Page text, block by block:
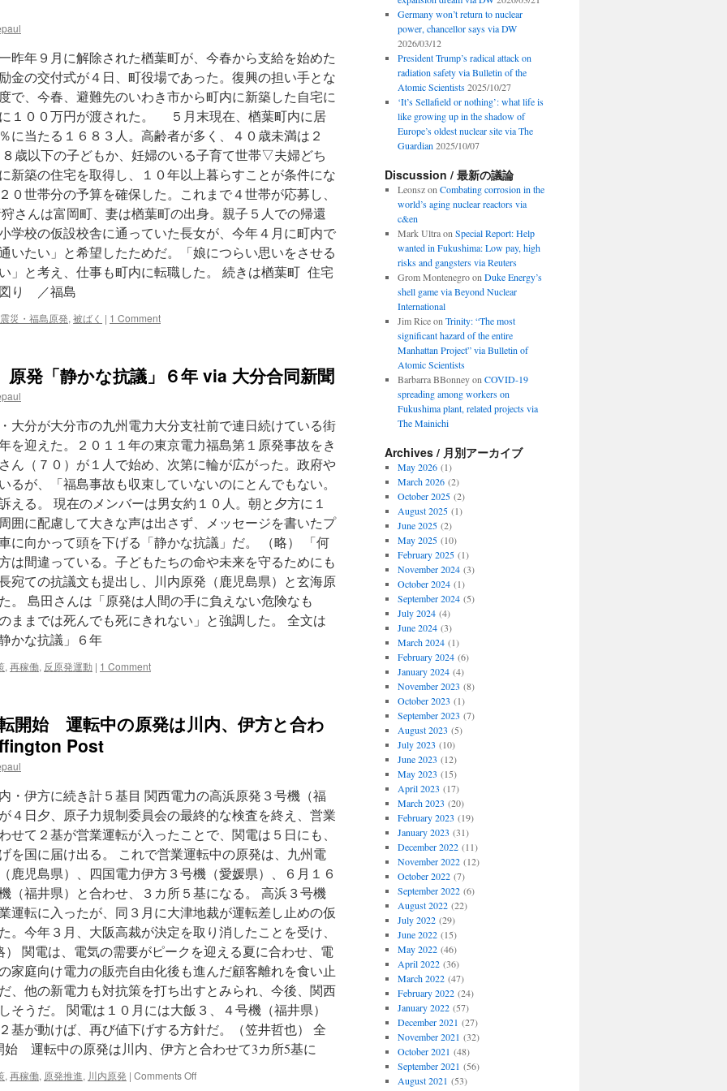
昨年９月に解除された楢葉町が、今春から支給を始めた
金の交付式が４日、町役場であった。復興の担い手とな
で、今春、避難先のいわき市から町内に新築した自宅に
１００万円が渡された。 ５月末現在、楢葉町内に居
に当たる１６８３人。高齢者が多く、４０歳未満は２
歳以下の子どもか、妊婦のいる子育て世帯▽夫婦どち
新築の住宅を取得し、１０年以上暮らすことが条件にな
０世帯分の予算を確保した。これまで４世帯が応募し、
んは富岡町、妻は楢葉町の出身。親子５人での帰還
学校の仮設校舎に通っていた長女が、今年４月に町内で
いたい」と希望したためだ。「娘につらい思いをさせる
」と考え、仕事も町内に転職した。 続きは楢葉町 住宅
り ／福島
災・福島原発, 被ばく | 1 Comment
発「静かな抗議」６年 via 大分合同新聞
分が大分市の九州電力大分支社前で連日続けている街
を迎えた。２０１１年の東京電力福島第１原発事故をき
ん（７０）が１人で始め、次第に輪が広がった。政府や
るが、「福島事故も収束していないのにとんでもない。
える。 現在のメンバーは男女約１０人。朝と夕方に１
囲に配慮して大きな声は出さず、メッセージを書いたプ
に向かって頭を下げる「静かな抗議」だ。 （略） 「何
は間違っている。子どもたちの命や未来を守るためにも
宛ての抗議文も提出し、川内原発（鹿児島県）と玄海原
。 島田さんは「原発は人間の手に負えない危険なも
ままでは死んでも死にきれない」と強調した。 全文は
かな抗議」６年
, 再稼働, 反原発運動 | 1 Comment
開始 運転中の原発は川内、伊方と合わ
Post
伊方に続き計５基目 関西電力の高浜原発３号機（福
４日夕、原子力規制委員会の最終的な検査を終え、営業
せて２基が営業運転が入ったことで、関電は５日にも、
を国に届け出る。 これで営業運転中の原発は、九州電
鹿児島県）、四国電力伊方３号機（愛媛県）、６月１６
（福井県）と合わせ、３カ所５基になる。 高浜３号機
運転に入ったが、同３月に大津地裁が運転差し止めの仮
。今年３月、大阪高裁が決定を取り消したことを受け、
関電は、電気の需要がピークを迎える夏に合わせ、電
家庭向け電力の販売自由化後も進んだ顧客離れを食い止
、他の新電力も対抗策を打ち出すとみられ、今後、関西
そうだ。 関電は１０月には大飯３、４号機（福井県）
基が動けば、再び値下げする方針だ。（笠井哲也） 全
始 運転中の原発は川内、伊方と合わせて3カ所5基に
, 再稼働, 原発推進, 川内原発 | Comments Offon
Germany won’t return to nuclear
power, chancellor says via DW
2026/03/12
President Trump’s radical attack on
radiation safety via Bulletin of the
Atomic Scientists 2025/10/27
‘It’s Sellafield or nothing’: what life is
like growing up in the shadow of
Europe’s oldest nuclear site via The
Guardian 2025/10/07
Discussion / 最新の議論
Leonszon Combating corrosion in the
world’s aging nuclear reactors via
c&en
Mark Ultraon Special Report: Help
wanted in Fukushima: Low pay, high
risks and gangsters via Reuters
Grom Montenegroon Duke Energy’s
shell game via Beyond Nuclear
International
Jim Riceon Trinity: “The most
significant hazard of the entire
Manhattan Project” via Bulletin of
Atomic Scientists
Barbarra BBonneyon COVID-19
spreading among workers on
Fukushima plant, related projects via
The Mainichi
Archives / 月別アーカイブ
May 2026(1)
March 2026(2)
October 2025(2)
August 2025(1)
June 2025(2)
May 2025(10)
February 2025(1)
November 2024(3)
October 2024(1)
September 2024(5)
July 2024(4)
June 2024(3)
March 2024(1)
February 2024(6)
January 2024(4)
November 2023 (8)
October 2023 (1)
September 2023 (7)
August 2023 (5)
July 2023 (10)
June 2023 (12)
May 2023 (15)
April 2023 (17)
March 2023 (20)
February 2023 (19)
January 2023 (31)
December 2022(11)
November 2022(12)
October 2022(7)
September 2022(6)
August 2022(22)
July 2022(29)
June 2022(15)
May 2022(46)
April 2022(36)
March 2022(47)
February 2022(24)
January 2022(57)
December 2021 (27)
November 2021 (32)
October 2021 (48)
September 2021 (56)
August 2021 (53)